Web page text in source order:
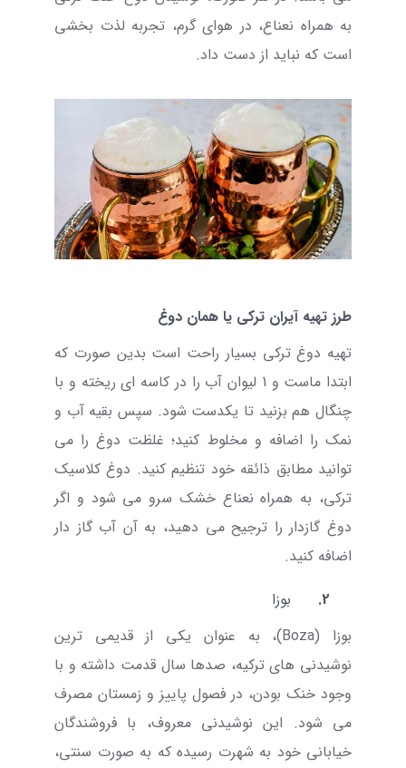
به همراه نعناع، در هوای گرم، تجربه لذت بخشی
است که نباید از دست داد.
طرز تهیه آیران ترکی یا همان دوغ
تهیه دوغ ترکی بسیار راحت است بدین صورت که
ابتدا ماست و 1 لیوان آب را در کاسه ای ریخته و با
چنگال هم بزنید تا یکدست شود. سپس بقیه آب و
نمک را اضافه و مخلوط کنید؛ غلظت دوغ را می
توانید مطابق ذائقه خود تنظیم کنید. دوغ کلاسیک
ترکی، به همراه نعناع خشک سرو می شود و اگر
دوغ گازدار را ترجیح می دهید، به آن آب گاز دار
اضافه کنید.
2.
بوزا
بوزا (Boza)، به عنوان یکی از قدیمی ترین
نوشیدنی های ترکیه، صدها سال قدمت داشته و با
وجود خنک بودن، در فصول پاییز و زمستان مصرف
می شود. این نوشیدنی معروف، با فروشندگان
خیابانی خود به شهرت رسیده که به صورت سنتی،